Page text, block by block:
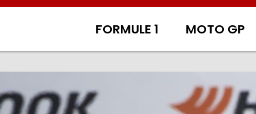
FORMULE 1 MOTO GP